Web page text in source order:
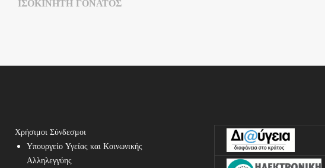
ΙΣΟΚΙΝΗΤΉ ΓΌΝΑΤΟΣ
Χρήσιμοι Σύνδεσμοι
Υπουργείο Υγείας και Κοινωνικής
Αλληλεγγύης